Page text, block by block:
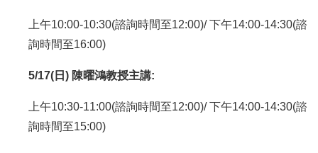
上午10:00-10:30(諮詢時間至12:00)/ 下午14:00-14:30(諮
詢時間至16:00)
5/17(日) 陳曜鴻教授主講:
上午10:30-11:00(諮詢時間至12:00)/ 下午14:00-14:30(諮
詢時間至15:00)